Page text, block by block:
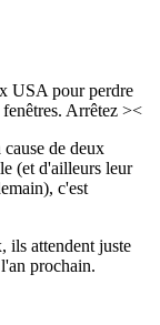
USA pour perdre
Arrêtez ><
de deux
(et d'ailleurs leur
c'est
ils attendent juste
prochain.